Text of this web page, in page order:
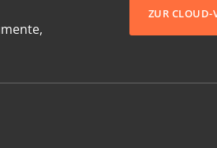
ZUR CLOUD-